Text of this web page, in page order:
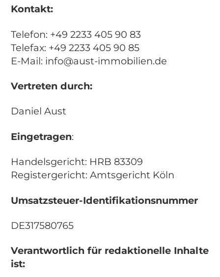
Kontakt:
Telefon: +49 2233 405 90 83
Telefax: +49 2233 405 90 85
E-Mail: info@aust-immobilien.de
Vertreten durch:
Daniel Aust
Eingetragen:
Handelsgericht: HRB 83309
Registergericht: Amtsgericht Köln
Umsatzsteuer-Identifikationsnummer
DE317580765
Verantwortlich für redaktionelle Inhalte
ist: